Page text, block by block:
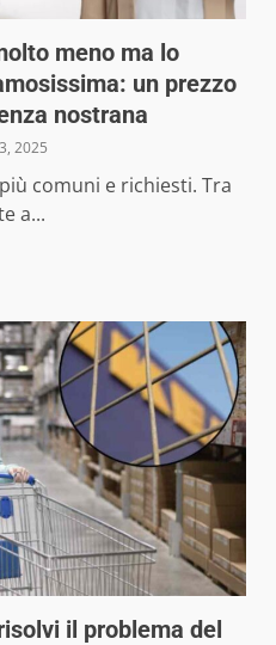
meno ma lo
un prezzo
nostrana
2025
comuni e richiesti. Tra
a...
il problema del